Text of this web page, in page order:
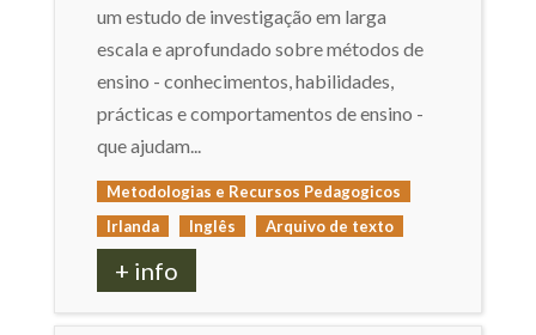
um estudo de investigação em larga
escala e aprofundado sobre métodos de
ensino - conhecimentos, habilidades,
prácticas e comportamentos de ensino -
que ajudam...
Metodologias e Recursos Pedagogicos
Irlanda
Inglês Arquivo de texto
+ info